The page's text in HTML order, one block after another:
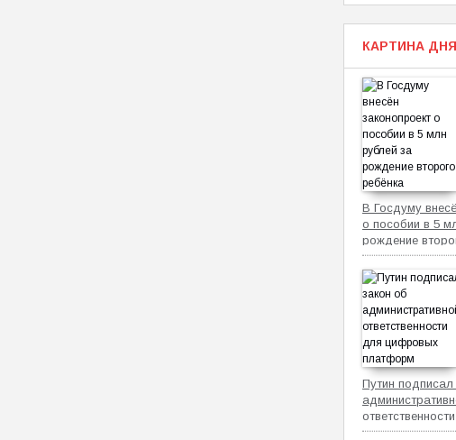
КАРТИНА ДНЯ
В Госдуму
о пособии в 5
рождение
Путин подписал
платформ